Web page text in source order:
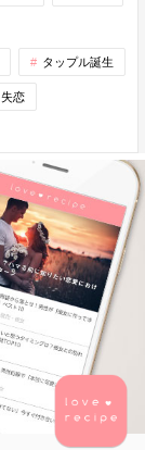
タップル誕生
失恋